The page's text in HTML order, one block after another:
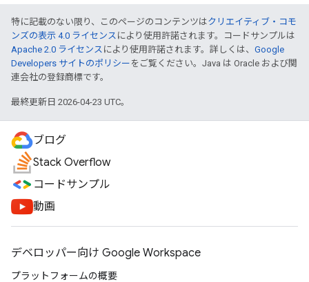
特に記載のない限り、このページのコンテンツはクリエイティブ・コモ
ンズの表示 4.0 ライセンス により使用許諾されます。コードサンプルは
Apache 2.0 ライセンス により使用許諾されます。詳しくは、 Google
Developers サイトのポリシー をご覧ください。Java は Oracle および関
連会社の登録商標です。
最終更新日 2026-04-23 UTC。
ブログ
Stack Overflow
コードサンプル
動画
デベロッパー向け Google Workspace
プラットフォームの概要